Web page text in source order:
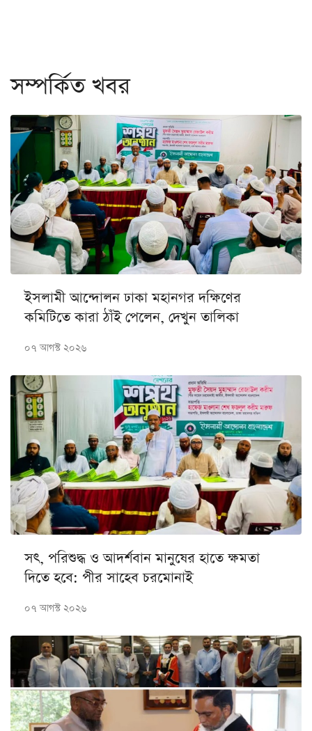
সম্পর্কিত খবর
ইসলামী আন্দোলন ঢাকা মহানগর দক্ষিণের
কমিটিতে কারা ঠাঁই পেলেন, দেখুন তালিকা
০৭ আগস্ট ২০২৬
সৎ, পরিশুদ্ধ ও আদর্শবান মানুষের হাতে ক্ষমতা
দিতে হবে: পীর সাহেব চরমোনাই
০৭ আগস্ট ২০২৬